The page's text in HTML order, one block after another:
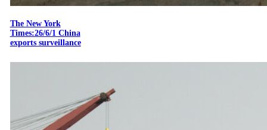
The New York
Times:26/6/1 China
exports surveillance